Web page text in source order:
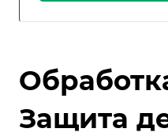
Защита